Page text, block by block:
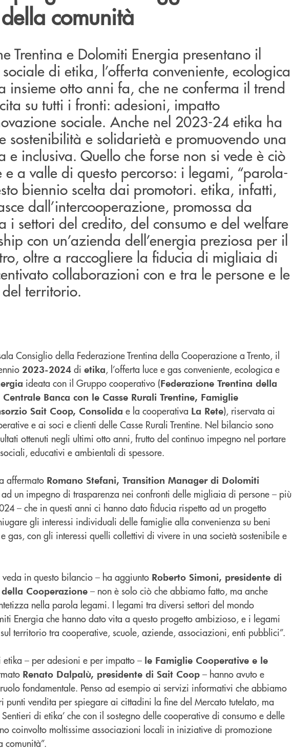
comunità
Trentina e Dolomiti Energia presentano il
di etika, l’offerta conveniente, ecologica
insieme otto anni fa, che ne conferma il trend
su tutti i fronti: adesioni, impatto
sociale. Anche nel 2023-24 etika ha
sostenibilità e solidarietà e promuovendo una
e inclusiva. Quello che forse non si vede è ciò
e a valle di questo percorso: i legami, “parola-
biennio scelta dai promotori. etika, infatti,
dall’intercooperazione, promossa da
i settori del credito, del consumo e del welfare
con un’azienda dell’energia preziosa per il
oltre a raccogliere la fiducia di migliaia di
collaborazioni con e tra le persone e le
territorio.
Consiglio della Federazione Trentina della Cooperazione a Trento, il
2023-2024 di etika, l’offerta luce e gas conveniente, ecologica e
ideata con il Gruppo cooperativo (Federazione Trentina della
Banca con le Casse Rurali Trentine, Famiglie
Sait Coop, Consolida e la cooperativa La Rete), riservata ai
e ai soci e clienti delle Casse Rurali Trentine. Nel bilancio sono
ottenuti negli ultimi otto anni, frutto del continuo impegno nel portare
educativi e ambientali di spessore.
affermato Romano Stefani, Transition Manager di Dolomiti
un impegno di trasparenza nei confronti delle migliaia di persone – più
– che in questi anni ci hanno dato fiducia rispetto ad un progetto
gli interessi individuali delle famiglie alla convenienza su beni
gas, con gli interessi quelli collettivi di vivere in una società sostenibile e
in questo bilancio – ha aggiunto Roberto Simoni, presidente di
Cooperazione – non è solo ciò che abbiamo fatto, ma anche
nella parola legami. I legami tra diversi settori del mondo
Energia che hanno dato vita a questo progetto ambizioso, e i legami
territorio tra cooperative, scuole, aziende, associazioni, enti pubblici”.
etika – per adesioni e per impatto – le Famiglie Cooperative e le
Renato Dalpalù, presidente di Sait Coop – hanno avuto e
fondamentale. Penso ad esempio ai servizi informativi che abbiamo
punti vendita per spiegare ai cittadini la fine del Mercato tutelato, ma
di etika’ che con il sostegno delle cooperative di consumo e delle
coinvolto moltissime associazioni locali in iniziative di promozione